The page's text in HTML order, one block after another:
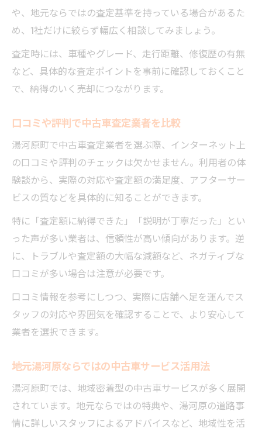
や、地元ならではの査定基準を持っている場合があるた
め、1社だけに絞らず幅広く相談してみましょう。
査定時には、車種やグレード、走行距離、修復歴の有無
など、具体的な査定ポイントを事前に確認しておくこと
で、納得のいく売却につながります。
口コミや評判で中古車査定業者を比較
湯河原町で中古車査定業者を選ぶ際、インターネット上
の口コミや評判のチェックは欠かせません。利用者の体
験談から、実際の対応や査定額の満足度、アフターサー
ビスの質などを具体的に知ることができます。
特に「査定額に納得できた」「説明が丁寧だった」とい
った声が多い業者は、信頼性が高い傾向があります。逆
に、トラブルや査定額の大幅な減額など、ネガティブな
口コミが多い場合は注意が必要です。
口コミ情報を参考にしつつ、実際に店舗へ足を運んでス
タッフの対応や雰囲気を確認することで、より安心して
業者を選択できます。
地元湯河原ならではの中古車サービス活用法
湯河原町では、地域密着型の中古車サービスが多く展開
されています。地元ならではの特典や、湯河原の道路事
情に詳しいスタッフによるアドバイスなど、地域性を活